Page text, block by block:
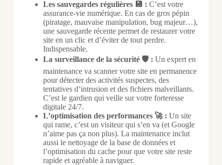
Les sauvegardes régulières 💾 : C’est votre
assurance-vie numérique. En cas de gros pépin
(piratage, mauvaise manipulation, bug majeur…),
une sauvegarde récente permet de restaurer votre
site en un clic et d’éviter de tout perdre.
Indispensable.
La surveillance de la sécurité 🛡️ : Un expert en
maintenance va scanner votre site en permanence
pour détecter des activités suspectes, des
tentatives d’intrusion et des fichiers malveillants.
C’est le gardien qui veille sur votre forteresse
digitale 24/7.
L’optimisation des performances 🚀 : Un site
qui rame, c’est un visiteur qui s’en va (et Google
n’aime pas ça non plus). La maintenance inclut
aussi le nettoyage de la base de données et
l’optimisation du cache pour que votre site reste
rapide et agréable à naviguer.